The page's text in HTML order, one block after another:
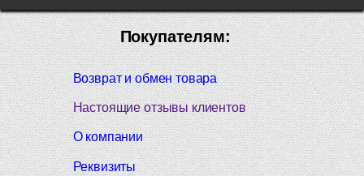
Покупателям:
Возврат и обмен товара
Настоящие отзывы клиентов
О компании
Реквизиты